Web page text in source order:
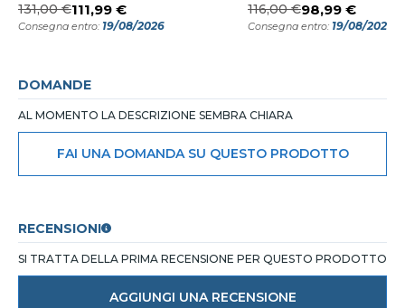
131,00 €111,99 €
Consegna entro: 19/08/2026
116,00 €98,99 €
Consegna entro: 19/08/2026
DOMANDE
AL MOMENTO LA DESCRIZIONE SEMBRA CHIARA
FAI UNA DOMANDA SU QUESTO PRODOTTO
RECENSIONI
SI TRATTA DELLA PRIMA RECENSIONE PER QUESTO PRODOTTO
AGGIUNGI UNA RECENSIONE